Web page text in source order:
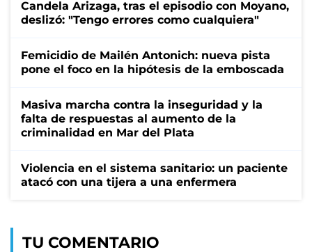
Candela Arizaga, tras el episodio con Moyano,
deslizó: "Tengo errores como cualquiera"
Femicidio de Mailén Antonich: nueva pista
pone el foco en la hipótesis de la emboscada
Masiva marcha contra la inseguridad y la
falta de respuestas al aumento de la
criminalidad en Mar del Plata
Violencia en el sistema sanitario: un paciente
atacó con una tijera a una enfermera
TU COMENTARIO